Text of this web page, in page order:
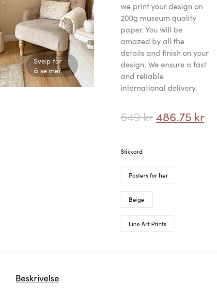
Sveip for
å se mer
we print your design on
200g museum quality
paper. You will be
amazed by all the
details and finish on your
design. We ensure a fast
and reliable
international delivery.
649kr486.75 kr
Stikkord
Posters for her
Beige
Line Art Prints
Beskrivelse